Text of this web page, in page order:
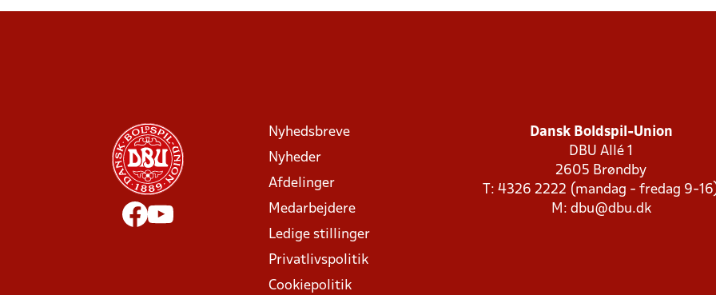
Nyhedsbreve
Nyheder
Afdelinger
Medarbejdere
Ledige stillinger
Privatlivspolitik
Cookiepolitik
Dansk Boldspil-Union
DBU Allé 1
2605 Brøndby
T: 4326 2222 (mandag - fredag 9-
M: dbu@dbu.dk